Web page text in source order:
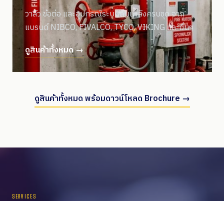
วาล์ว ข้อต่อ และอุปกรณ์ระบบดับเพลิงครบชุด จาก
แบรนด์ NIBCO, FIVALCO, TYCO, VIKING และอื่นๆ
ดูสินค้าทั้งหมด →
ดูสินค้าทั้งหมด พร้อมดาวน์โหลด Brochure →
SERVICES